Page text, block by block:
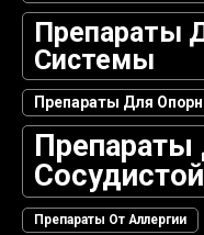
Препараты
Системы
Препараты Для
Препараты От Аллергии